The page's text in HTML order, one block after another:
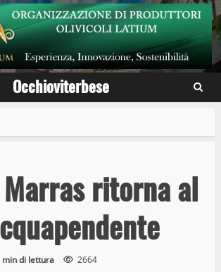
Occhioviterbese
ritorna al
min di lettura 2664